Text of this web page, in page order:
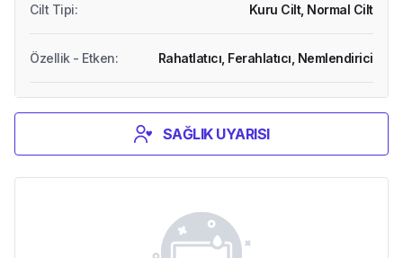
Cilt Tipi: Kuru Cilt, Normal Cilt
Özellik - Etken: Rahatlatıcı, Ferahlatıcı, Nemlendirici
SAĞLIK UYARISI